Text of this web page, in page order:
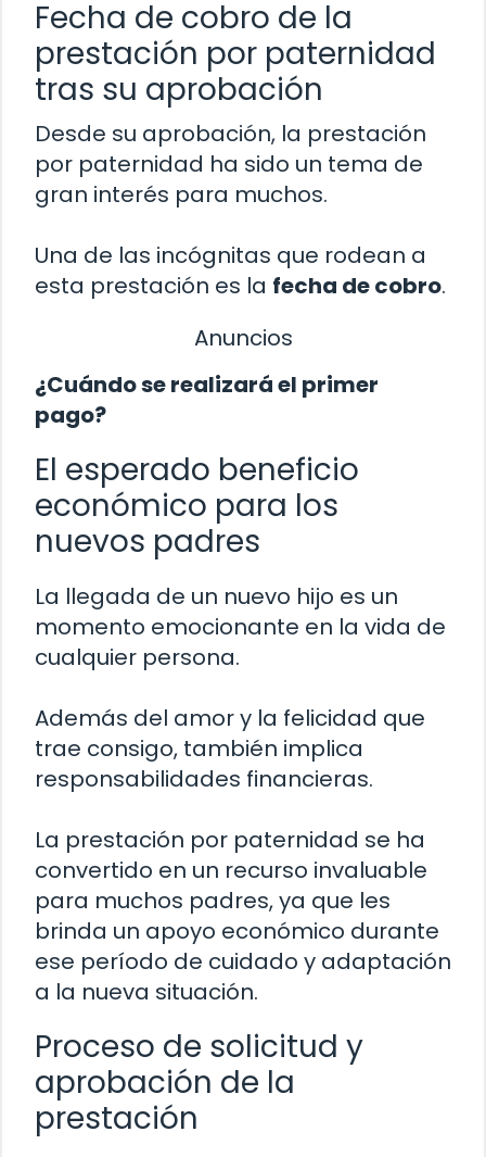
Fecha de cobro de la
prestación por paternidad
tras su aprobación
Desde su aprobación, la prestación
por paternidad ha sido un tema de
gran interés para muchos.
Una de las incógnitas que rodean a
esta prestación es la fecha de cobro.
Anuncios
¿Cuándo se realizará el primer
pago?
El esperado beneficio
económico para los
nuevos padres
La llegada de un nuevo hijo es un
momento emocionante en la vida de
cualquier persona.
Además del amor y la felicidad que
trae consigo, también implica
responsabilidades financieras.
La prestación por paternidad se ha
convertido en un recurso invaluable
para muchos padres, ya que les
brinda un apoyo económico durante
ese período de cuidado y adaptación
a la nueva situación.
Proceso de solicitud y
aprobación de la
prestación